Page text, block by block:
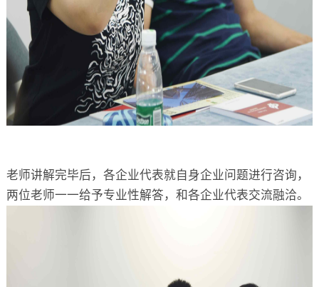
老师讲解完毕后，各企业代表就自身企业问题进行咨询，
两位老师一一给予专业性解答，和各企业代表交流融洽。